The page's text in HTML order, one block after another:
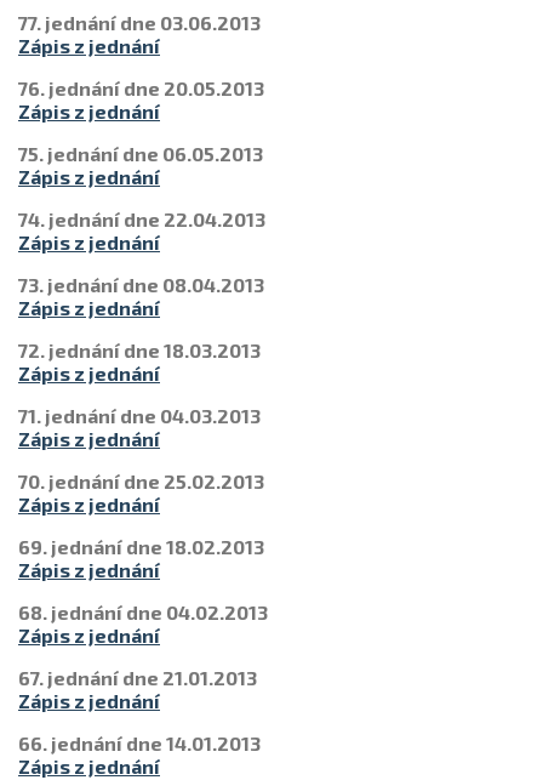
77. jednání dne 03.06.2013
Zápis z jednání
76. jednání dne 20.05.2013
Zápis z jednání
75. jednání dne 06.05.2013
Zápis z jednání
74. jednání dne 22.04.2013
Zápis z jednání
73. jednání dne 08.04.2013
Zápis z jednání
72. jednání dne 18.03.2013
Zápis z jednání
71. jednání dne 04.03.2013
Zápis z jednání
70. jednání dne 25.02.2013
Zápis z jednání
69. jednání dne 18.02.2013
Zápis z jednání
68. jednání dne 04.02.2013
Zápis z jednání
67. jednání dne 21.01.2013
Zápis z jednání
66. jednání dne 14.01.2013
Zápis z jednání